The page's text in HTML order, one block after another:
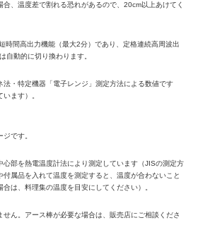
合、温度差で割れる恐れがあるので、20cm以上あけてく
時間高出力機能（最大2分）であり、定格連続高周波出
自動的に切り換わります。
法・特定機器「電子レンジ」測定方法による数値です
います）。
です。
心部を熱電温度計法により測定しています（JISの測定方
付属品を入れて温度を測定すると、温度が合わないこと
は、料理集の温度を目安にしてください）。
せん。アース棒が必要な場合は、販売店にご相談くださ